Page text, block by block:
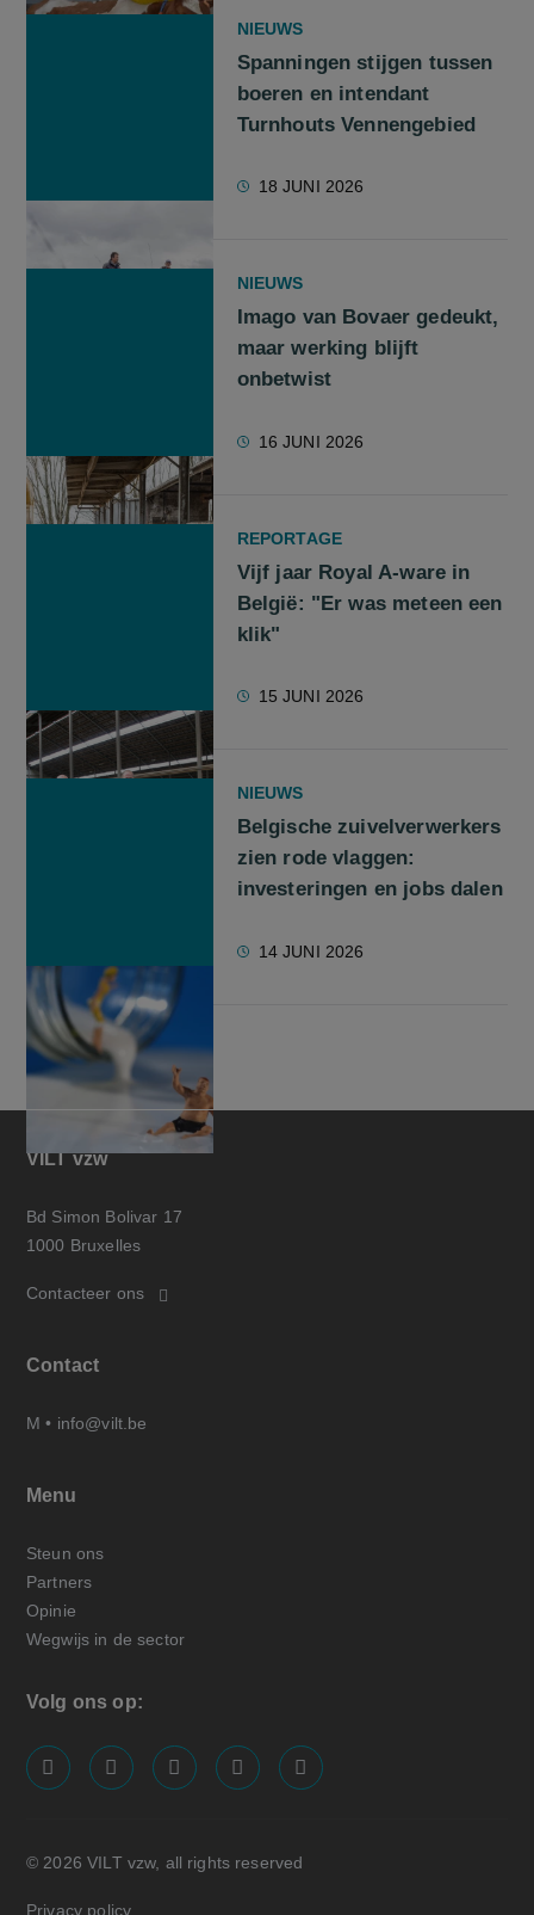
NIEUWS
Spanningen stijgen tussen
boeren en intendant
Turnhouts Vennengebied
18 JUNI 2026
NIEUWS
Imago van Bovaer gedeukt,
maar werking blijft
onbetwist
16 JUNI 2026
REPORTAGE
Vijf jaar Royal A-ware in
België: "Er was meteen een
klik"
15 JUNI 2026
NIEUWS
Belgische zuivelverwerkers
zien rode vlaggen:
investeringen en jobs dalen
14 JUNI 2026
VILT vzw
Bd Simon Bolivar 17
1000 Bruxelles
Contacteer ons
Contact
M • info@vilt.be
Menu
Steun ons
Partners
Opinie
Wegwijs in de sector
Volg ons op:
screenreader.visit us on our facebook page: https://
screenreader.visit us on our linkedin page:
screenreader.visit us on our
screenreader.visit us on our x
screenreader.visit us on
© 2026 VILT vzw, all rights reserved
Privacy policy